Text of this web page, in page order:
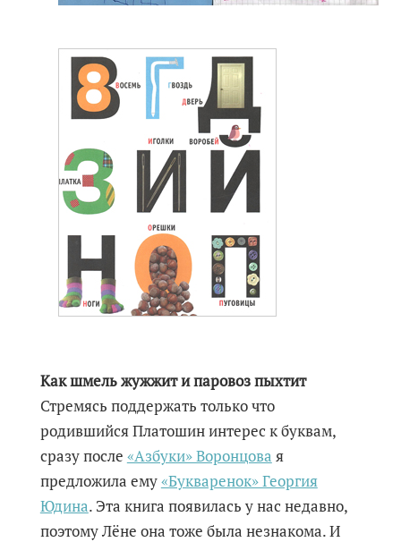
Как шмель жужжит и паровоз пыхтит
Стремясь поддержать только что
родившийся Платошин интерес к буквам,
сразу после «Азбуки» Воронцова я
предложила ему«Букваренок» Георгия
Юдина. Эта книга появилась у нас недавно,
поэтому Лёне она тоже была незнакома. И